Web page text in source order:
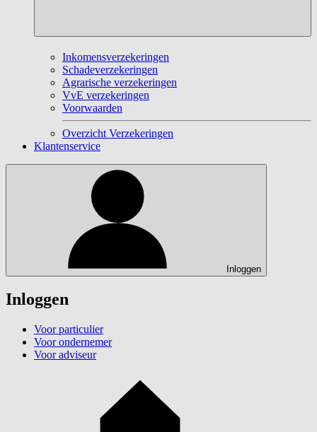
Inkomensverzekeringen
Schadeverzekeringen
Agrarische verzekeringen
VvE verzekeringen
Voorwaarden
Overzicht Verzekeringen
Klantenservice
Inloggen
Inloggen
Voor particulier
Voor ondernemer
Voor adviseur